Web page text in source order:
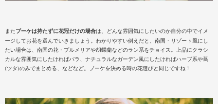
またブーケは持たずに花冠だけの場合は、どんな雰囲気にしたいのか自分の中でイメ
ージしてお花を選んでいきましょう。わかりやすい例えだと、南国・リゾート風にし
たい場合は、南国の花・プルメリアや胡蝶蘭などのラン系をチョイス。上品にクラシ
カルな雰囲気にしたければバラ、ナチュラルなガーデン風にしたければハーブ系や蔦
(ツタ)のみでまとめる、などなど。ブーケを決める時の花選びと同じですね！